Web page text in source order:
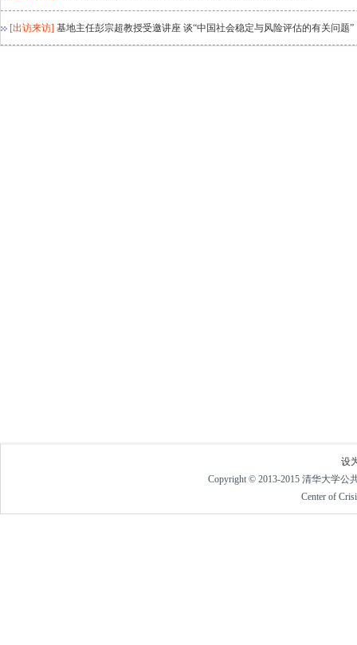
[出访来访] 基地主任彭宗超教授受邀讲座 谈“中国社会稳定与风险评估的有关问题”
设
Copyright © 2013-2015 清华大学公
Center of